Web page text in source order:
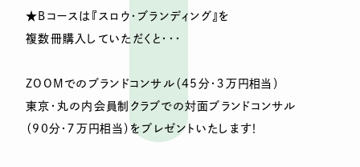
★Bコースは『スロウ・ブランディング』を
複数冊購入していただくと・・・
ZOOMでのブランドコンサル（45分・３万円相当）
東京・丸の内会員制クラブでの対面ブランドコンサル
（90分・７万円相当）をプレゼントいたします！